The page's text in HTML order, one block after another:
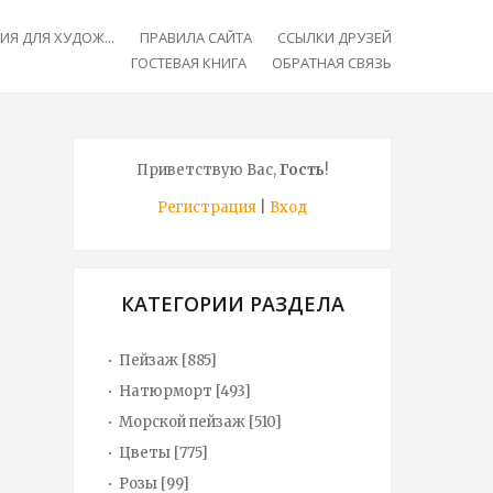
ДЛЯ ХУДОЖ... ПРАВИЛА САЙТА
ССЫЛКИ ДРУЗЕЙ
ГОСТЕВАЯ КНИГА
ОБРАТНАЯ СВЯЗЬ
Приветствую Вас,Гость!
Регистрация
Вход
КАТЕГОРИИ РАЗДЕЛА
Пейзаж [885]
Натюрморт [493]
Морской пейзаж [510]
Цветы [775]
Розы [99]